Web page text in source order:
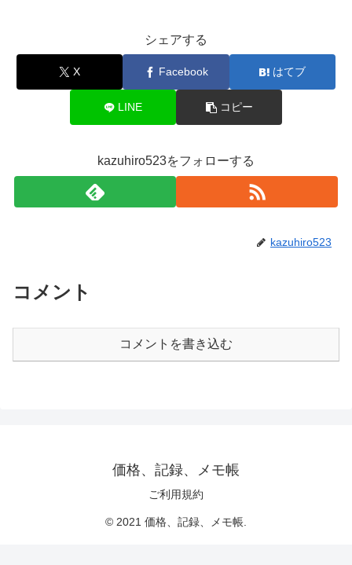
シェアする
X Facebook はてブ
LINE コピー
kazuhiro523をフォローする
kazuhiro523
コメント
コメントを書き込む
価格、記録、メモ帳
ご利用規約
© 2021 価格、記録、メモ帳.